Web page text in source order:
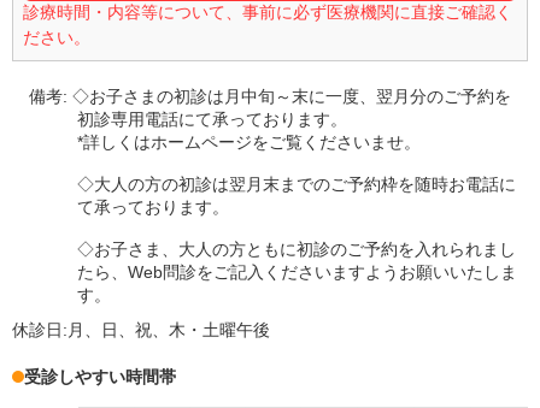
診療時間・内容等について、事前に必ず医療機関に直接ご確認く
ださい。
備考:◇お子さまの初診は月中旬～末に一度、翌月分のご予約を
初診専用電話にて承っております。
*詳しくはホームページをご覧くださいませ。
◇大人の方の初診は翌月末までのご予約枠を随時お電話に
て承っております。
◇お子さま、大人の方ともに初診のご予約を入れられまし
たら、Web問診をご記入くださいますようお願いいたしま
す。
休診日: 月、日、祝、木・土曜午後
受診しやすい時間帯